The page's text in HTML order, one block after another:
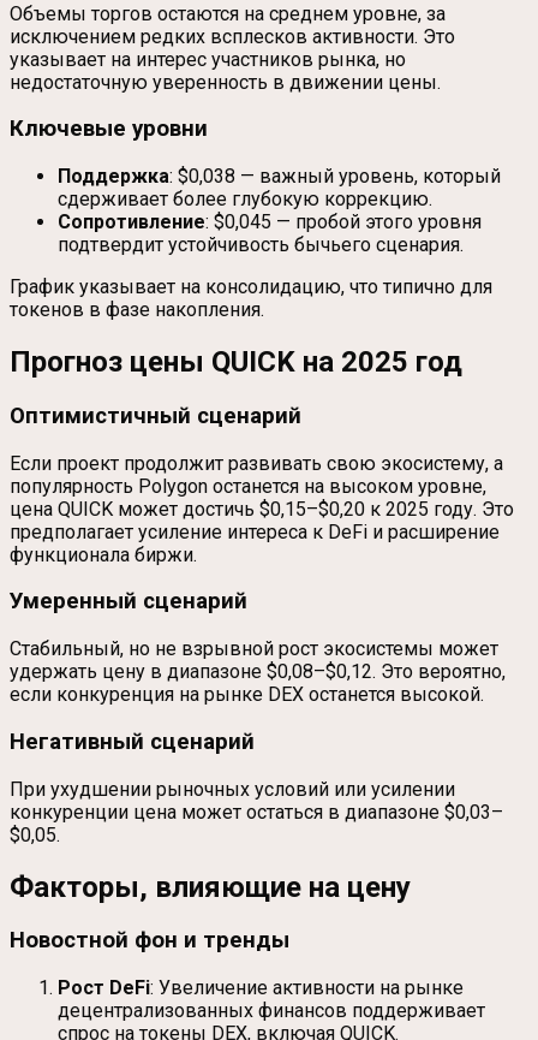
Объемы торгов остаются на среднем уровне, за
исключением редких всплесков активности. Это
указывает на интерес участников рынка, но
недостаточную уверенность в движении цены.
Ключевые уровни
Поддержка: $0,038 — важный уровень, который
сдерживает более глубокую коррекцию.
Сопротивление: $0,045 — пробой этого уровня
подтвердит устойчивость бычьего сценария.
График указывает на консолидацию, что типично для
токенов в фазе накопления.
Прогноз цены QUICK на 2025 год
Оптимистичный сценарий
Если проект продолжит развивать свою экосистему, а
популярность Polygon останется на высоком уровне,
цена QUICK может достичь $0,15–$0,20 к 2025 году. Это
предполагает усиление интереса к DeFi и расширение
функционала биржи.
Умеренный сценарий
Стабильный, но не взрывной рост экосистемы может
удержать цену в диапазоне $0,08–$0,12. Это вероятно,
если конкуренция на рынке DEX останется высокой.
Негативный сценарий
При ухудшении рыночных условий или усилении
конкуренции цена может остаться в диапазоне $0,03–
$0,05.
Факторы, влияющие на цену
Новостной фон и тренды
Рост DeFi: Увеличение активности на рынке
децентрализованных финансов поддерживает
спрос на токены DEX, включая QUICK.